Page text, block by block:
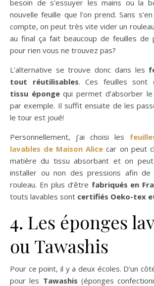
besoin de s’essuyer les mains ou la
nouvelle feuille que l’on prend. Sans
compte, on peut très vite vider un
au final ça fait beaucoup de feuilles de
pour rien vous ne trouvez pas?
L’alternative se trouve donc dans les
tout réutilisables. Ces feuilles sont
tissu épongequi permet d’absorber
par exemple. Il suffit ensuite de les
le tour est joué!
Personnellement, j’ai choisi les
lavables de Maison Alice car on peut
matière du tissu absorbant et on
installer ou non des pressions afin
rouleau. En plus d’être fabriqués en
touts lavables sont certifiés Oeko-tex
4. Les éponges
ou Tawashis
Pour ce point, il y a deux écoles. D’un
pour les Tawashis (éponges